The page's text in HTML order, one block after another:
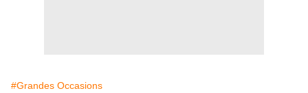
#Grandes Occasions